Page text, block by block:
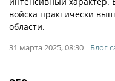
войска практически
области.
31 марта 2025, 08:30 Блог